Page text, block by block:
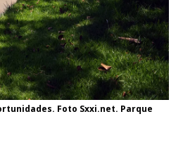
Foto Sxxi.net. Parque